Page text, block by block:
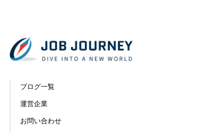
ブログ一覧
運営企業
お問い合わせ